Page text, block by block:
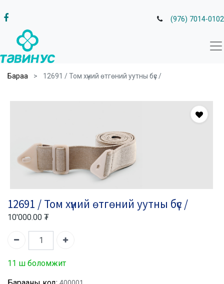
(976) 7014-0102
Бараа 12691 / Том хүний өтгөний уутны бүс /
12691 / Том хүний өтгөний уутны бүс /
10'000.00 ₮
11 ш боломжит